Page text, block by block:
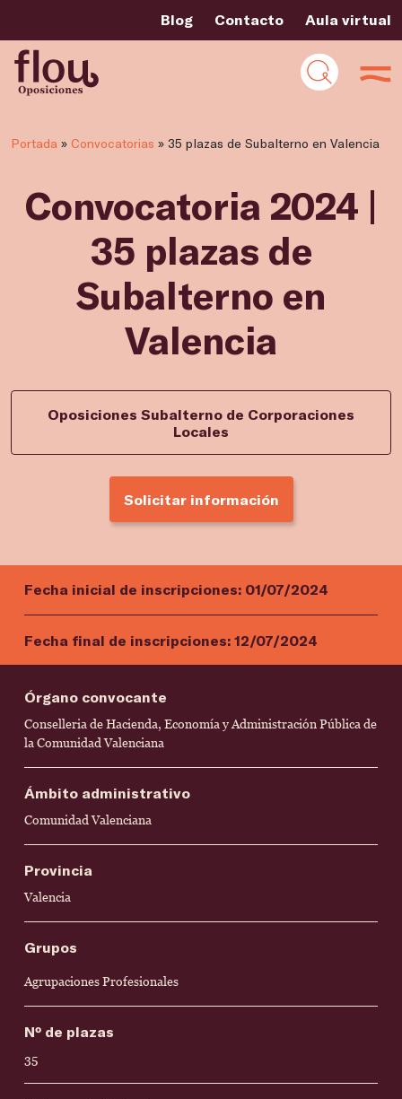
Blog Contacto Aula virtual
Portada » Convocatorias » 35 plazas de Subalterno en Valencia
Convocatoria 2024 |
35 plazas de
Subalterno en
Valencia
Oposiciones Subalterno de Corporaciones
Locales
Solicitar información
Fecha inicial de inscripciones: 01/07/2024
Fecha final de inscripciones: 12/07/2024
Órgano convocante
Conselleria de Hacienda, Economía y Administración Pública de
la Comunidad Valenciana
Ámbito administrativo
Comunidad Valenciana
Provincia
Valencia
Grupos
Agrupaciones Profesionales
Nº de plazas
35